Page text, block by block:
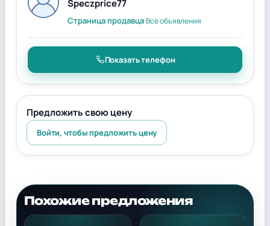
Speczprice77
Страница продавцаВсе объявления
Показать телефон
Предложить свою цену
Войти, чтобы предложить цену
Похожие предложения